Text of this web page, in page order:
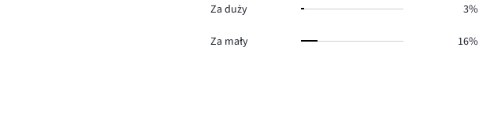
Za duży 3%
Za mały 16%